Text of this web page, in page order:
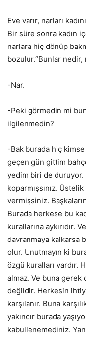
Eve varır, narları
Bir süre sonra kadın
narlara hiç dönüp
bozulur.“Bunlar nedir,
-Nar.
-Peki görmedin mi
ilgilenmedin?
-Bak burada hiç kimse
geçen gün gittim
yedim biri de duruyor.
koparmışsınız.
vermişsiniz.
Burada herkese bu
kurallarına aykırıdır.
davranmaya kalkarsa
olur. Unutmayın ki
özgü kuralları vardır.
almaz. Ve buna gerek
değildir. Herkesin
karşılanır. Buna
yakındır burada
kabullenemediniz.